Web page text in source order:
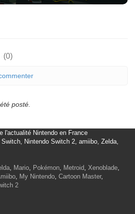
(0)
posté.
l'actualité Nintendo en France
Nintendo Switch 2, amiibo, Zelda,
, Mario, Pokémon, Metroid, Xenoblade,
, My Nintendo, Cartoon Master,
2